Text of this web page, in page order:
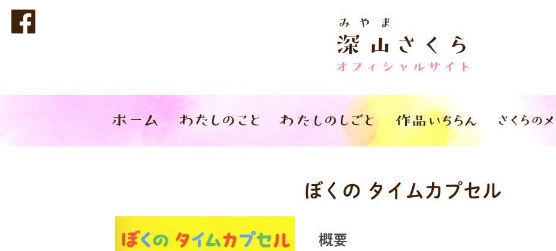
ぼくの タイムカプセル
概要